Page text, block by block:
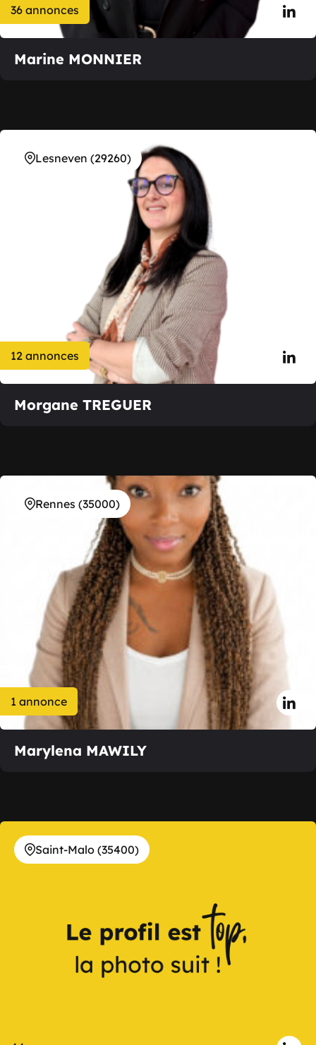
36 annonces
Marine MONNIER
12 annonces
Lesneven (29260)
Morgane TREGUER
1 annonce
Rennes (35000)
Marylena MAWILY
Saint-Malo (35400)